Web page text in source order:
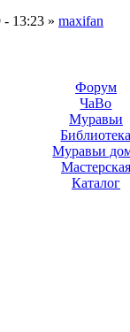
- 13:23 » maxifan
Форум
ЧаВо
Муравьи
Муравьи
Мастерская
Каталог